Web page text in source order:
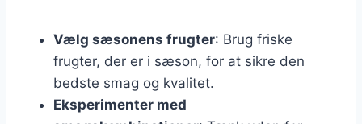
Vælg sæsonens frugter: Brug friske
frugter, der er i sæson, for at sikre den
bedste smag og kvalitet.
Eksperimenter med